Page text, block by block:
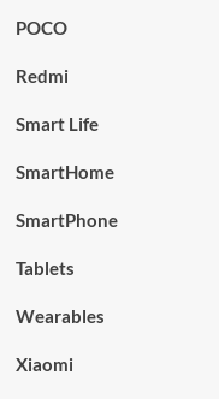
POCO
Redmi
Smart Life
SmartHome
SmartPhone
Tablets
Wearables
Xiaomi